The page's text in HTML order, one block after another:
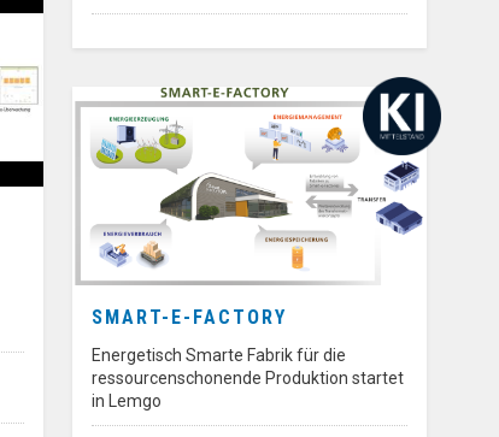
SMART-E-FACTORY
Energetisch Smarte Fabrik für die
ressourcenschonende Produktion startet
in Lemgo